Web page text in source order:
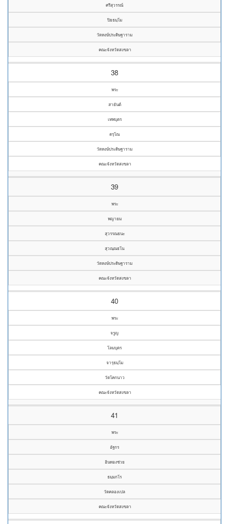
ศรีสุวรรณ์
ปิยธมฺโม
วัดหงษ์ประดิษฐาราม
คณะจังหวัดสงขลา
38
พระ
สายันต์
เทพบุตร
ตรุโณ
วัดหงษ์ประดิษฐาราม
คณะจังหวัดสงขลา
39
พระ
พญายม
สุวรรณธนะ
สุวณฺณธโน
วัดหงษ์ประดิษฐาราม
คณะจังหวัดสงขลา
40
พระ
จรูญ
โลมบุตร
จารุธมฺโม
วัดโคกนาว
คณะจังหวัดสงขลา
41
พระ
อัฐกร
อินทองช่วย
ธมฺมกโร
วัดคลองเปล
คณะจังหวัดสงขลา